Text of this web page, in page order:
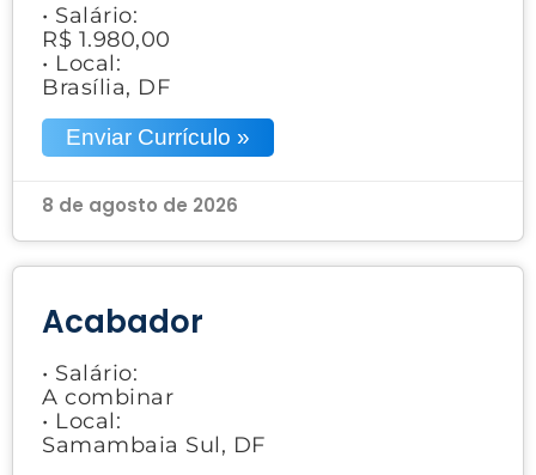
• Salário:
R$ 1.980,00
• Local:
Brasília, DF
Enviar Currículo »
8 de agosto de 2026
Acabador
• Salário:
A combinar
• Local:
Samambaia Sul, DF